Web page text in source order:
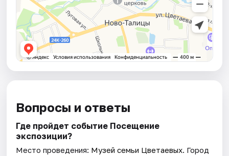
Вопросы и ответы
Где пройдет событие Посещение
экспозиции?
Место проведения: Музей семьи Цветаевых. Город